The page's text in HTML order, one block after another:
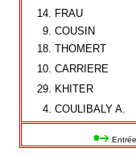
14. FRAU
9. COUSIN
18. THOMERT
10. CARRIERE
29. KHITER
4. COULIBALY A.